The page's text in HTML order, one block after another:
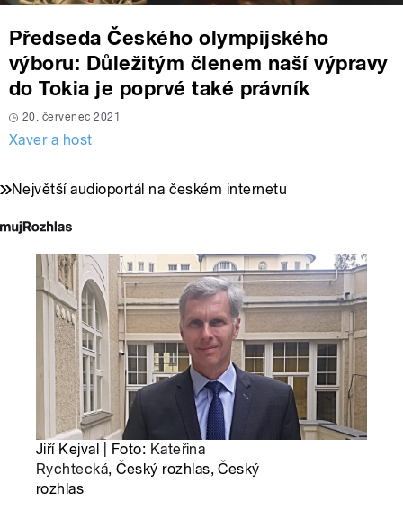
Předseda Českého olympijského
výboru: Důležitým členem naší výpravy
do Tokia je poprvé také právník
20. červenec 2021
Xaver a host
Největší audioportál na českém internetu
Jiří Kejval | Foto: Kateřina
Rychtecká, Český rozhlas, Český
rozhlas